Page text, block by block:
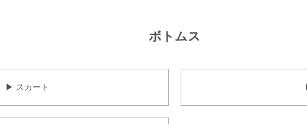
ボトムス
▶ スカート